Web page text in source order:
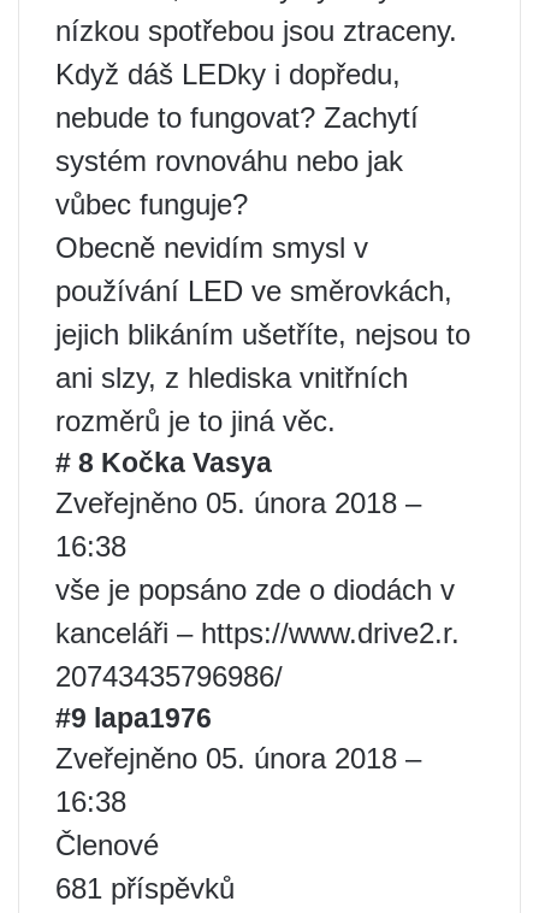
nízkou spotřebou jsou ztraceny.
Když dáš LEDky i dopředu,
nebude to fungovat? Zachytí
systém rovnováhu nebo jak
vůbec funguje?
Obecně nevidím smysl v
používání LED ve směrovkách,
jejich blikáním ušetříte, nejsou to
ani slzy, z hlediska vnitřních
rozměrů je to jiná věc.
# 8 Kočka Vasya
Zveřejněno 05. února 2018 –
16:38
vše je popsáno zde o diodách v
kanceláři – https://www.drive2.r.
20743435796986/
#9 lapa1976
Zveřejněno 05. února 2018 –
16:38
Členové
681 příspěvků